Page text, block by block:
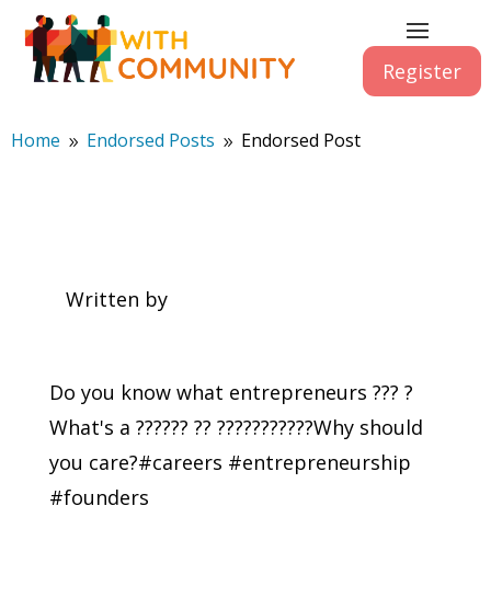
Register
Home 9 Endorsed Posts 9 Endorsed Post
Written by
Do you know what entrepreneurs ??? ?
What's a ?????? ?? ???????????Why should
you care?#careers #entrepreneurship
#founders